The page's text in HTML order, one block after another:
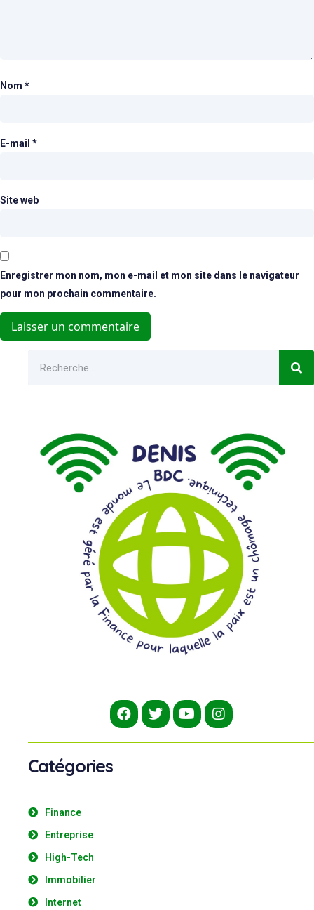
Nom *
E-mail *
Site web
Enregistrer mon nom, mon e-mail et mon site dans le navigateur
pour mon prochain commentaire.
Catégories
Finance
Entreprise
High-Tech
Immobilier
Internet